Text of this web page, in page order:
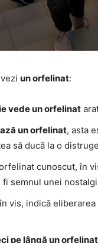
un orfelinat:
vede un orfelinat
un orfelinat, asta
să ducă la o
cunoscut, în
fi semnul unei
vis, indică
pe lângă un orfelinat